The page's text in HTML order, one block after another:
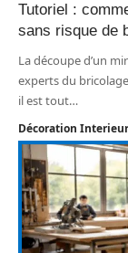
Tutoriel :
sans risque de
La découpe d’un
experts du
il est tout…
Décoration